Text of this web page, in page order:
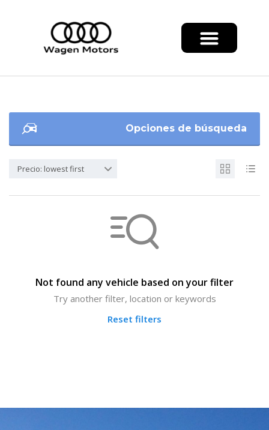
Opciones de búsqueda
Precio: lowest first
Not found any vehicle based on your filter
Try another filter, location or keywords
Reset filters